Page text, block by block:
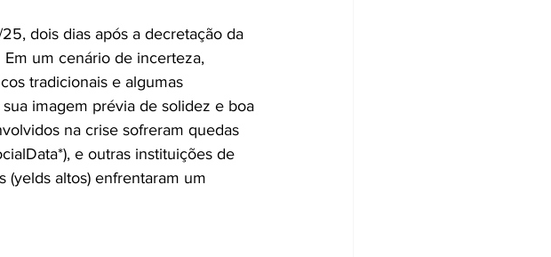
dois dias após a decretação da
um cenário de incerteza,
tradicionais e algumas
imagem prévia de solidez e boa
na crise sofreram quedas
e outras instituições de
altos) enfrentaram um